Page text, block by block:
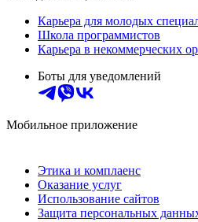
Карьера для молодых
Школа программистов
Карьера в некоммерческих
Боты для уведомлений
Мобильное приложение
Этика и комплаенс
Оказание услуг
Использование сайтов
Защита персональных